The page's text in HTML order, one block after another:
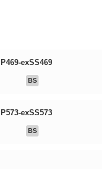
exSS469
BS
exSS573
BS